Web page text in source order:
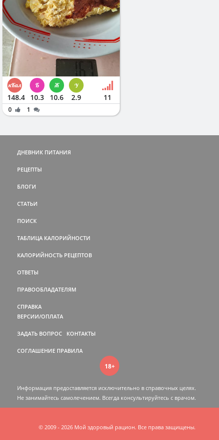
148.4 10.3 10.6 2.9 11
0 1
ДНЕВНИК ПИТАНИЯ
РЕЦЕПТЫ
БЛОГИ
СТАТЬИ
ПОИСК
ТАБЛИЦА КАЛОРИЙНОСТИ
КАЛОРИЙНОСТЬ РЕЦЕПТОВ
ОТВЕТЫ
ПРАВООБЛАДАТЕЛЯМ
СПРАВКА
ВЕРСИИ/ОПЛАТА
ЗАДАТЬ ВОПРОС КОНТАКТЫ
СОГЛАШЕНИЕ ПРАВИЛА
18+
Информация предоставляется исключительно в справочных целях.
Не занимайтесь самолечением. Всегда консультируйтесь c врачом.
© 2009 - 2026 Мой здоровый рацион. Все права защищены.